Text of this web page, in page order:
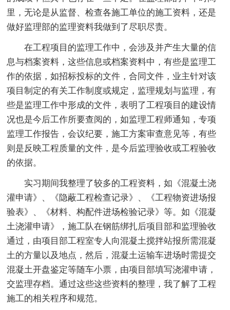
里，无论是从监督、检查各施工单位的施工资料，还是
做好监理部的监理资料我做到了尽职尽责。
在工程项目的监理工作中，会涉及并产生大量的信
息与档案资料，这些信息或档案资料中，有些是监理工
作的依据，如招标投标的文件，合同文件，业主针对该
项目制定的有关工作制度或规定，监理规划与监理，有
些是监理工作中形成的文件，表明了工程项目的建设情
况也是今后工作所要查阅的，如监理工程师通知，专项
监理工作报告，会议纪要，施工方案审查意见等，有些
则是反映工程质量的文件，是今后监理验收或工程验收
的依据。
实习期间我整理了较多的工程资料，如《混凝土浇
灌申请》、《隐蔽工程检查记录》、《工程物资进场报
验表》、《材料、构配件进场检验记录》等。如《混凝
土浇灌申请》，施工队在钢筋绑扎后项目部和监理验收
通过，由项目部工程室专人向混凝土搅拌站报所需混凝
土的方量以及地点，然后，混凝土运输车进场时需提交
混凝土开盘鉴定等随车小票，由项目部填写浇灌申请，
交监理存档。通过这些这些资料的整理，我了解了工程
施工的相关程序和规范。